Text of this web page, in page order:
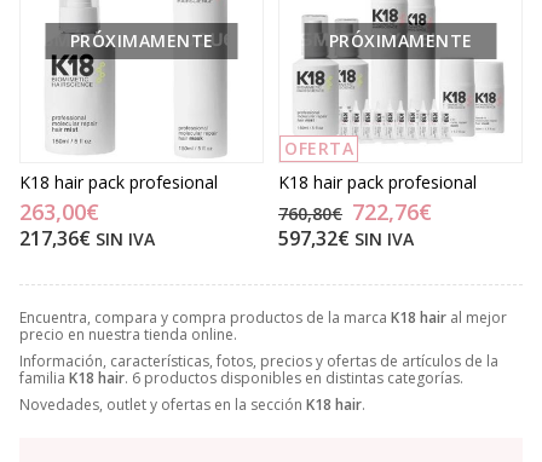
Encuentra, compara y compra productos de la marca K18 hair al mejor
precio en nuestra tienda online.
Información, características, fotos, precios y ofertas de artículos de la
familia K18 hair. 6 productos disponibles en distintas categorías.
Novedades, outlet y ofertas en la sección K18 hair.
PRÓXIMAMENTE
K18 hair pack profesional
263,00€
217,36€ SIN IVA
OFERTA
PRÓXIMAMENTE
K18 hair pack profesional
760,80€ 722,76€
597,32€ SIN IVA